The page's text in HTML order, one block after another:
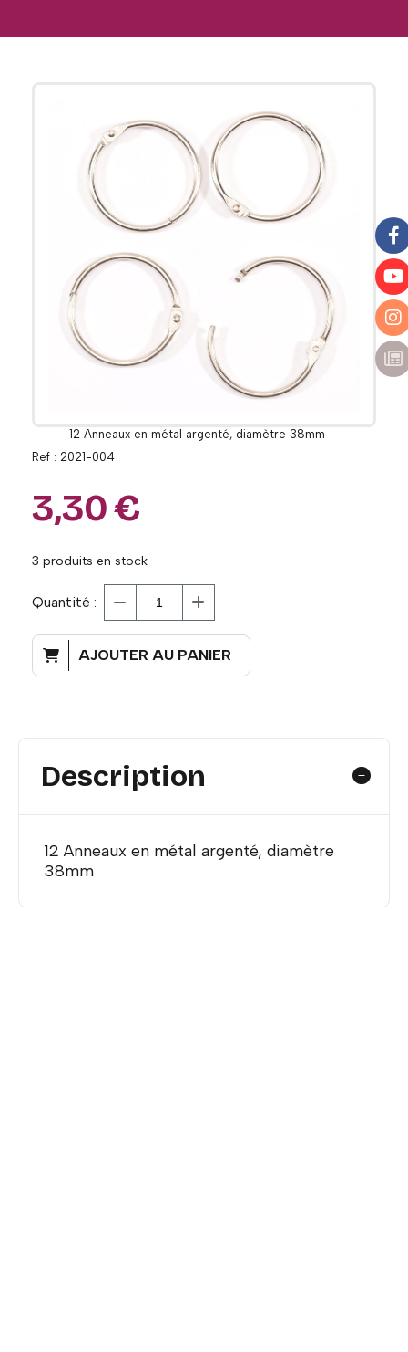
12 Anneaux en métal argenté, diamètre 38mm
Ref : 2021-004
3,30€
3 produits en stock
Quantité :
AJOUTER AU PANIER
Description
12 Anneaux en métal argenté, diamètre
38mm